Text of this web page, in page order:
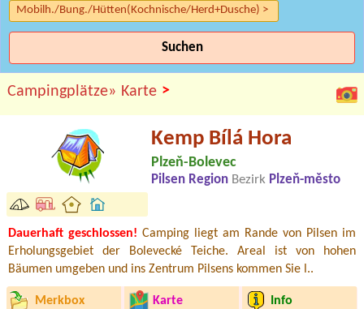
Mobilh./Bung./Hütten(Kochnische/Herd+Dusche) >
Suchen
Campingplätze» Karte >
Kemp Bílá Hora
Plzeň-Bolevec
Pilsen Region Bezirk Plzeň-město
Dauerhaft geschlossen! Camping liegt am Rande von Pilsen im
Erholungsgebiet der Bolevecké Teiche. Areal ist von hohen
Bäumen umgeben und ins Zentrum Pilsens kommen Sie l..
Merkbox Karte Info